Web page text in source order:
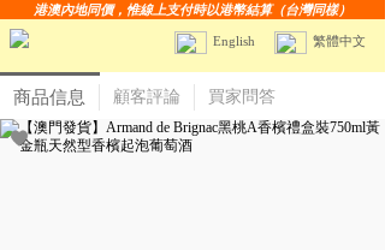
商品信息 顧客評論 買家問答
港澳內地同價，惟線上支付時以港幣結算（台灣同樣）
English 繁體中文